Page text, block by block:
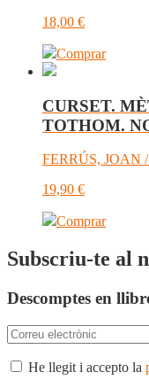
18,00 €
Comprar
CURSET.
TOTHOM.
FERRÚS,
19,90 €
Comprar
Subscriu-te al
Descomptes en
He llegit i accepto la